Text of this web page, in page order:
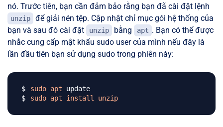
nó. Trước tiên, bạn cần đảm bảo rằng bạn đã cài đặt lệnh
unzip
để giải nén tệp. Cập nhật chỉ mục gói hệ thống của
bạn và sau đó cài đặt
unzip bằng apt . Bạn có thể được
nhắc cung cấp mật khẩu sudo user của mình nếu đây là
lần đầu tiên bạn sử dụng sudo trong phiên này:
sudo apt
sudo apt install unzip